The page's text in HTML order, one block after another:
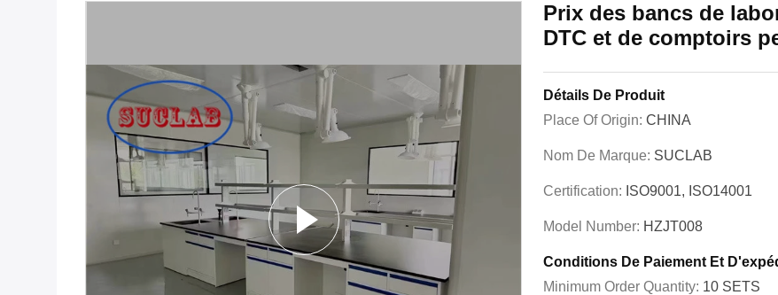
Prix des bancs de
DTC et de comptoirs
Détails De Produit
Place Of Origin: CHINA
Nom De Marque: SUCLAB
Certification: ISO9001, ISO14001
Model Number: HZJT008
Conditions De Paiement Et
Minimum Order Quantity: 10 SETS